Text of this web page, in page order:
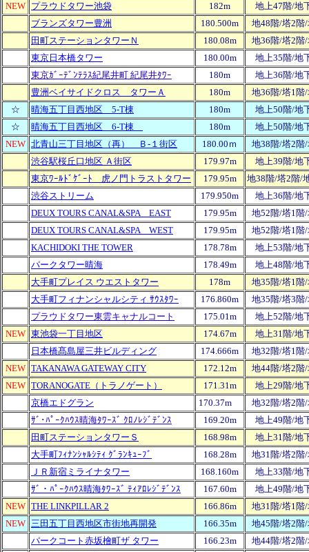
NEW
プラウドタワー池袋 182m
地上47階/地
ブランズタワー豊洲
180.500m
地48階/塔2階
田町ステーションタワーＮ
180.08m
地36階/塔2階
東京日本橋タワー
180.00m
地上35階/地
東京ｶﾞｰﾃﾞﾝﾃﾗｽ紀尾井町 紀尾井ﾀﾜｰ
180m
地上36階/地
豊洲ベイサイドクロス タワーＡ
180m
地36階/塔1階
☆
晴海五丁目西地区 5-T棟 180m
地上50階/地
☆
晴海五丁目西地区 6-T棟 180m
地上50階/地
NEW 北青山三丁目地区（再） Ｂ-１街区 180.00ｍ
地38階/塔2階
渋谷駅桜丘口地区 Ａ街区
179.97m
地上39階/地
東京ﾜｰﾙﾄﾞｹﾞｰﾄ 虎ノ門トラストタワー
179.95m
地38階/塔2階
渋谷ストリーム
179.950m
地上36階/地
DEUX TOURS CANAL&SPA EAST
179.95m
地52階/塔1階
DEUX TOURS CANAL&SPA WEST
179.95m
地52階/塔1階
KACHIDOKI THE TOWER
178.78m
地上53階/地
パークタワー晴海
178.49m
地上48階/地
大手町プレイス ウエストタワー
178m
地35階/塔1階
大手町フィナンシャルシティ ｻｳｽﾀﾜｰ
176.860m
地35階/塔3階
プラウドタワー東雲キャナルコート
175.01m
地上52階/地
NEW 東池袋一丁目地区 174.67m
地上31階/地
日本橋髙島屋三井ビルディング
174.666m
地32階/塔1階
NEW TAKANAWA GATEWAY CITY 172.12m
地44階/塔2階
NEW TORANOGATE（トラノゲート） 171.31m
地上29階/地
京橋エドグラン
170.37m
地32階/塔2階
ｻﾞ･ﾊﾟｰｸﾊｳｽ晴海ﾀﾜｰｽﾞ ｸﾛﾉﾚｼﾞﾃﾞﾝｽ
169.20m
地上49階/地
田町ステーションタワーＳ
168.98m
地上31階/地
大手町ﾌｨﾅﾝｼｬﾙｼﾃｨ ｸﾞﾗﾝｷｭｰﾌﾞ
168.28m
地31階/塔2階
ＪＲ新宿ミライナタワー
168.160m
地上33階/地
ｻﾞ・ﾊﾟｰｸﾊｳｽ晴海ﾀﾜｰｽﾞ ﾃｨｱﾛﾚｼﾞﾃﾞﾝｽ
167.60m
地上49階/地
NEW THE LINKPILLAR 2 166.86m
地31階/塔1階
NEW 三田五丁目西地区市街地再開発 166.35m
地45階/塔2階
パークコート赤坂檜町ザ タワー
166.23m
地44階/塔2階